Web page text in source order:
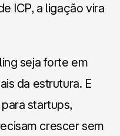
ICP, a ligação vira
seja forte em
da estrutura. E
startups,
crescer sem